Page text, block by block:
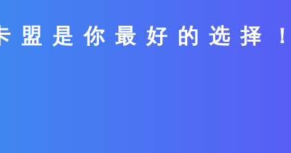
盟是你最好的选择！